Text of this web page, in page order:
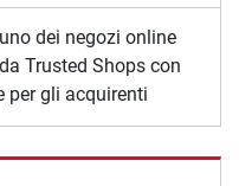
dei negozi online
Trusted Shops con
per gli acquirenti